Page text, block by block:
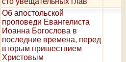
Об апостольской
проповеди Евангелиста
Иоанна Богослова в
последние времена, перед
вторым пришествием
Христовым